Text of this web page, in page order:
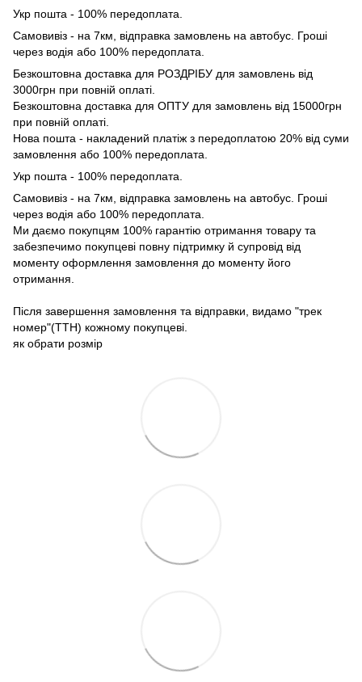
Укр пошта - 100% передоплата.
Самовивіз - на 7км, відправка замовлень на автобус. Гроші
через водія або 100% передоплата.
Безкоштовна доставка для РОЗДРІБУ для замовлень від
3000грн при повній оплаті.
Безкоштовна доставка для ОПТУ для замовлень від 15000грн
при повній оплаті.
Нова пошта - накладений платіж з передоплатою 20% від суми
замовлення або 100% передоплата.
Укр пошта - 100% передоплата.
Самовивіз - на 7км, відправка замовлень на автобус. Гроші
через водія або 100% передоплата.
Ми даємо покупцям 100% гарантію отримання товару та
забезпечимо покупцеві повну підтримку й супровід від
моменту оформлення замовлення до моменту його
отримання.
Після завершення замовлення та відправки, видамо "трек
номер"(ТТН) кожному покупцеві.
як обрати розмір